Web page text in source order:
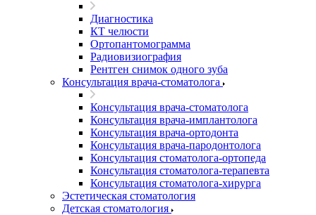
Диагностика
КТ челюсти
Ортопантомограмма
Радиовизиография
Рентген снимок одного зуба
Консультация врача-стоматолога
Консультация врача-стоматолога
Консультация врача-имплантолога
Консультация врача-ортодонта
Консультация врача-пародонтолога
Консультация стоматолога-ортопеда
Консультация стоматолога-терапевта
Консультация стоматолога-хирурга
Эстетическая стоматология
Детская стоматология